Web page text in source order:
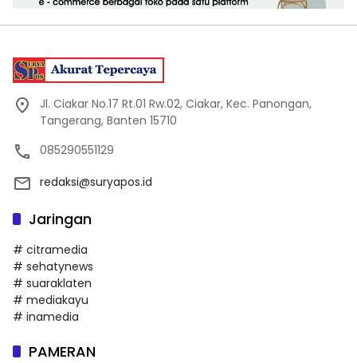
Jl. Ciakar No.17 Rt.01 Rw.02, Ciakar, Kec. Panongan,
Tangerang, Banten 15710
085290551129
redaksi@suryapos.id
Jaringan
# citramedia
# sehatynews
# suaraklaten
# mediakayu
# inamedia
PAMERAN